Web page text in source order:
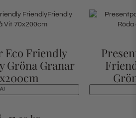
Eco Friendly
Gröna Granar